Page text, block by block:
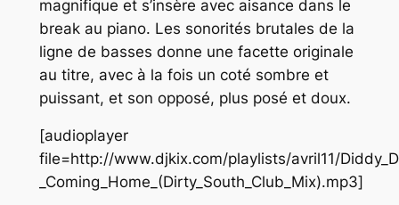
magnifique et s’insère avec aisance dans le
break au piano. Les sonorités brutales de la
ligne de basses donne une facette originale
au titre, avec à la fois un coté sombre et
puissant, et son opposé, plus posé et doux.
[audioplayer
file=http://www.djkix.com/playlists/avril11/
_Coming_Home_(Dirty_South_Club_Mix).mp3]